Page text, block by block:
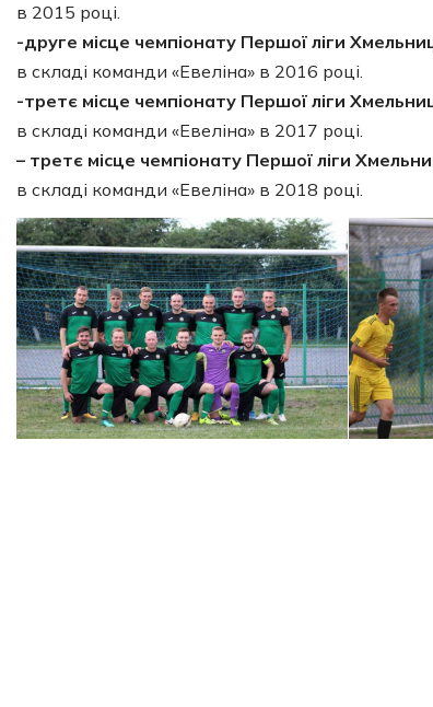
в 2015 році.
-друге місце чемпіонату Першої ліги
в складі команди «Евеліна» в 2016 році.
-третє місце чемпіонату Першої ліги
в складі команди «Евеліна» в 2017 році.
– третє місце чемпіонату Першої ліги
в складі команди «Евеліна» в 2018 році.